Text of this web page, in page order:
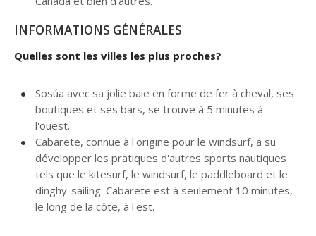
INFORMATIONS GÉNÉRALES
Quelles sont les villes les plus proches?
Sosúa avec sa jolie baie en forme de fer à cheval, ses
boutiques et ses bars, se trouve à 5 minutes à
l'ouest.
Cabarete, connue à l'origine pour le windsurf, a su
développer les pratiques d'autres sports nautiques
tels que le kitesurf, le windsurf, le paddleboard et le
dinghy-sailing. Cabarete est à seulement 10 minutes,
le long de la côte, à l'est.